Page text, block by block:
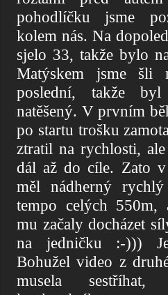
pohodlíčku jsme
kolem nás. Na
sjelo 33, takže bylo
Matýskem jsme šli
poslední, takže
natěšený. V prvním
po startu trošku
ztratil na rychlosti, ale
dál až do cíle. Zato
měl nádherný
tempo celých 550m,
mu začaly docházet
na jedničku :-)))
Bohužel video z
musela